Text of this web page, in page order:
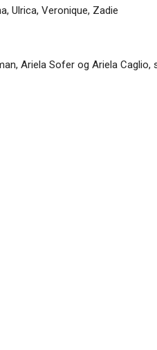
, Ulrica, Veronique, Zadie
Ariela Sofer og Ariela